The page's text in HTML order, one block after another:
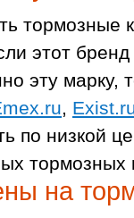
тормозные
этот
эту марку,
,
по низкой
тормозных
на